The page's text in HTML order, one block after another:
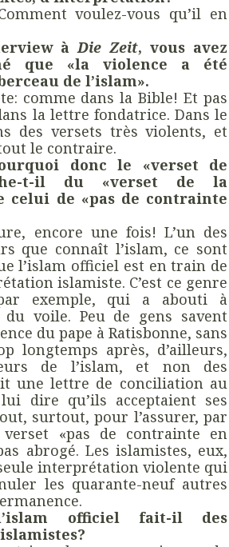
voulez-vous qu’il en
à Die Zeit, vous avez
que «la violence a été
de l’islam».
comme dans la Bible! Et pas
la lettre fondatrice. Dans le
des versets très violents, et
le contraire.
donc le «verset de
t-il du «verset de la
celui de «pas de contrainte
encore une fois! L’un des
que connaît l’islam, ce sont
l’islam officiel est en train de
islamiste. C’est ce genre
exemple, qui a abouti à
du voile. Peu de gens savent
du pape à Ratisbonne, sans
longtemps après, d’ailleurs,
de l’islam, et non des
une lettre de conciliation au
dire qu’ils acceptaient ses
surtout, pour l’assurer, par
«pas de contrainte en
abrogé. Les islamistes, eux,
interprétation violente qui
les quarante-neuf autres
officiel fait-il des